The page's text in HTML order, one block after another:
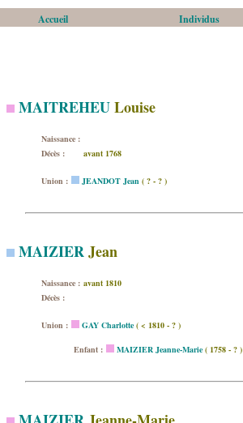
Accueil Individus
MAITREHEULouise
Naissance :
Décès :
avant 1768
Union : JEANDOT Jean ( ? - ? )
MAIZIERJean
Naissance : avant 1810
Décès :
Union : GAY Charlotte ( < 1810 - ? )
Enfant : MAIZIER Jeanne-Marie ( 1758 - ? )